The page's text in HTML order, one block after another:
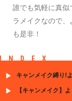
誰でも気軽に真似
ラメイクなので
も是非！
INDEX
キャンメイク縛り!
【キャンメイク】よきき